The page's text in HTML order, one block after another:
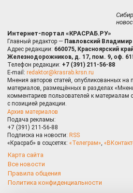
Интернет-портал «КРАСРАБ.РУ»
Главный редактор — Павловский Владимир
Адрес редакции: 660075, Красноярский
Железнодорожников, д. 17, пом. 9, оф.
Телефон редакции: +7 (391) 211-56-88
E-mail: redaktor@krasrab.krsn.ru
Мнения авторов статей, опубликованных на
материалов, размещённых в разделах
комментариев пользователей к материалам
с позицией редакции.
Архив материалов
Подача рекламы:
+7 (391) 211-56-88
Подписка на новости: RSS
«Красраб» в соцсетях: «Телеграм»
Карта сайта
Все новости
Правила общения
Политика конфиденциальности